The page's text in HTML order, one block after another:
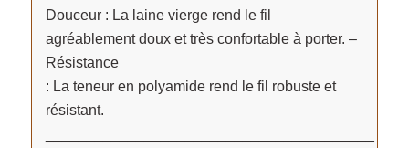
Douceur : La laine vierge rend le fil
agréablement doux et très confortable à porter. –
Résistance
: La teneur en polyamide rend le fil robuste et
résistant.